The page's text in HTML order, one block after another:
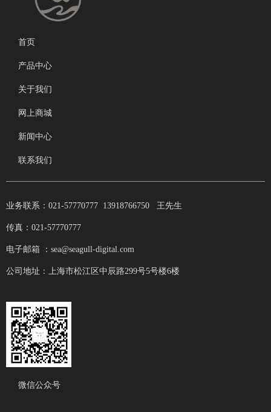
首页
产品中心
关于我们
网上商城
新闻中心
联系我们
业务联系：021-57770777 13918766750 王先生
传真：021-57770777
电子邮箱 ：sea@seagull-digital.com
公司地址：上海市松江区中辰路299号5号楼6楼
微信公众号